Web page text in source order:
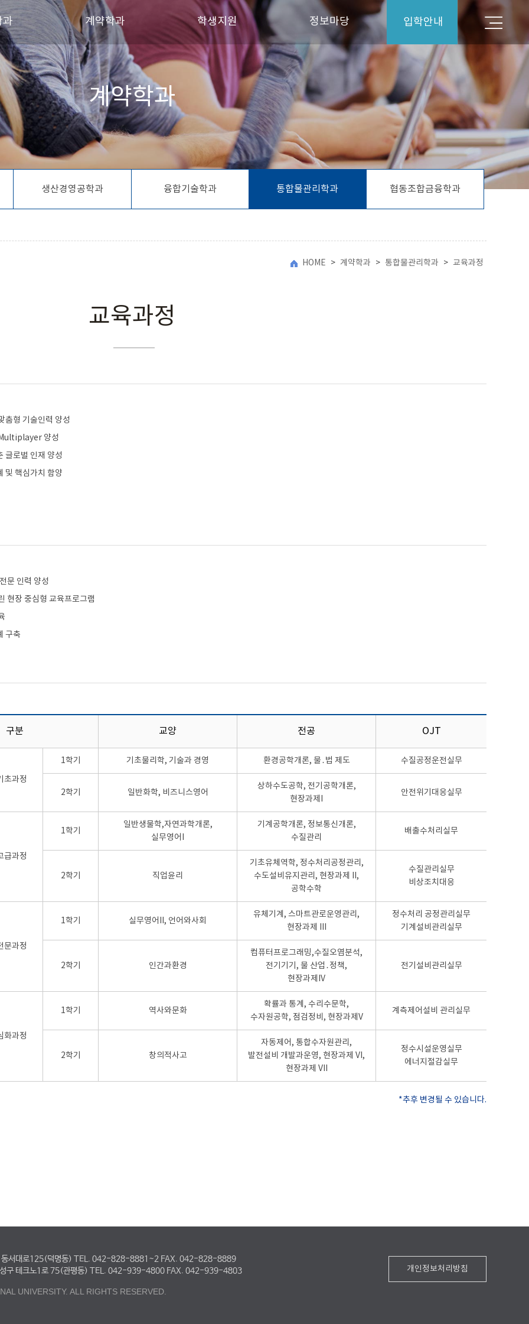
입학안내
과
조응용공학과
템공학과
부동산학과
학과
강과학과
시스템학과
공학과
인학과
계약학과
메카트로닉스공학과
농어촌수자원관리학과
생산경영공학과
융합기술학과
통합물관리학과
협동조합금융학과
학생지원
장학금 안내
학생회 소개
동아리 및 소모임
정보마당
공지사항
대학뉴스
학생상담실
계약학과
생산경영공학과 융합기술학과 통합물관리학과 협동조합금융학과
교육과정
HOME > 계약학과 > 통합물관리학과 > 교육과정
춤형 기술인력 양성
양성
글로벌 인재 양성
및 핵심가치 함양
문 인력 양성
현장 중심형 교육프로그램
구축
구분 교양 전공 OJT
초과정
1학기 기초물리학, 기술과 경영 환경공학개론, 물․법 제도 수질공정운전실무
2학기 일반화학, 비즈니스영어
상하수도공학, 전기공학개론,
현장과제I
안전위기대응실무
급과정
1학기
일반생물학,자연과학개론,
실무영어I
기계공학개론, 정보통신개론,
수질관리
배출수처리실무
2학기 직업윤리
기초유체역학, 정수처리공정관리,
수도설비유지관리, 현장과제 II,
공학수학
수질관리실무
비상조치대응
문과정
1학기 실무영어II, 언어와사회
유체기계, 스마트관로운영관리,
현장과제 III
정수처리 공정관리실무
기계설비관리실무
2학기 인간과환경
컴퓨터프로그래밍,수질오염분석,
전기기기, 물 산업․정책,
현장과제IV
전기설비관리실무
화과정
1학기 역사와문화
확률과 통계, 수리수문학,
수자원공학, 점검정비, 현장과제V
계측제어설비 관리실무
2학기 창의적사고
자동제어, 통합수자원관리,
발전설비 개발과운영, 현장과제 VI,
현장과제 VII
정수시설운영실무
에너지절감실무
*추후 변경될 수 있습니다.
동서대로125(덕명동) TEL. 042-828-8881~2 FAX. 042-828-8889
성구 테크노1로 75(관평동) TEL. 042-939-4800 FAX. 042-939-4803
UNIVERSITY. ALL RIGHTS RESERVED.
개인정보처리방침